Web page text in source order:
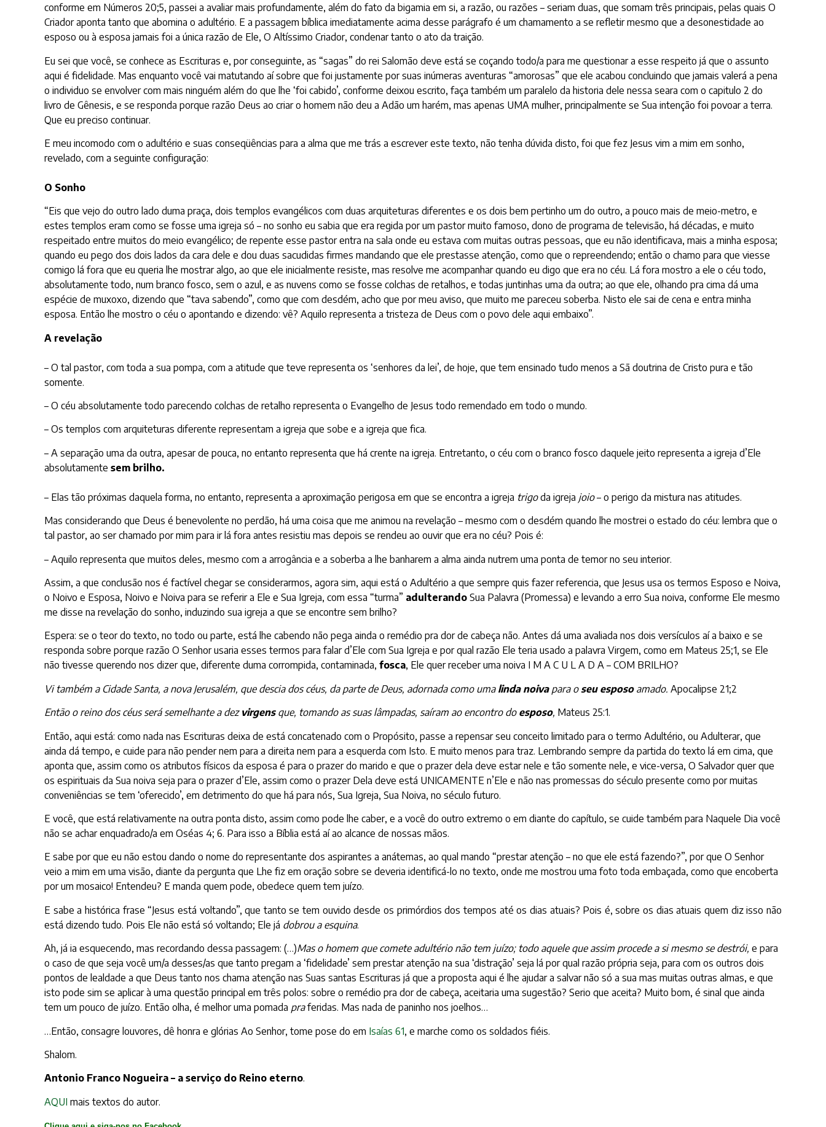
conforme em Números 20;5, passei a avaliar mais profundamente, além do fato da bigamia em si, a razão, ou razões – seriam duas, que somam três principais, pelas quais O
Criador aponta tanto que abomina o adultério. E a passagem bíblica imediatamente acima desse parágrafo é um chamamento a se refletir mesmo que a desonestidade ao
esposo ou à esposa jamais foi a única razão de Ele, O Altíssimo Criador, condenar tanto o ato da traição.
Eu sei que você, se conhece as Escrituras e, por conseguinte, as “sagas” do rei Salomão deve está se coçando todo/a para me questionar a esse respeito já que o assunto
aqui é fidelidade. Mas enquanto você vai matutando aí sobre que foi justamente por suas inúmeras aventuras “amorosas” que ele acabou concluindo que jamais valerá a pena
o individuo se envolver com mais ninguém além do que lhe ‘foi cabido’, conforme deixou escrito, faça também um paralelo da historia dele nessa seara com o capitulo 2 do
livro de Gênesis, e se responda porque razão Deus ao criar o homem não deu a Adão um harém, mas apenas UMA mulher, principalmente se Sua intenção foi povoar a terra.
Que eu preciso continuar.
E meu incomodo com o adultério e suas conseqüências para a alma que me trás a escrever este texto, não tenha dúvida disto, foi que fez Jesus vim a mim em sonho,
revelado, com a seguinte configuração:
O Sonho
“Eis que vejo do outro lado duma praça, dois templos evangélicos com duas arquiteturas diferentes e os dois bem pertinho um do outro, a pouco mais de meio-metro, e
estes templos eram como se fosse uma igreja só – no sonho eu sabia que era regida por um pastor muito famoso, dono de programa de televisão, há décadas, e muito
respeitado entre muitos do meio evangélico; de repente esse pastor entra na sala onde eu estava com muitas outras pessoas, que eu não identificava, mais a minha esposa;
quando eu pego dos dois lados da cara dele e dou duas sacudidas firmes mandando que ele prestasse atenção, como que o repreendendo; então o chamo para que viesse
comigo lá fora que eu queria lhe mostrar algo, ao que ele inicialmente resiste, mas resolve me acompanhar quando eu digo que era no céu. Lá fora mostro a ele o céu todo,
absolutamente todo, num branco fosco, sem o azul, e as nuvens como se fosse colchas de retalhos, e todas juntinhas uma da outra; ao que ele, olhando pra cima dá uma
espécie de muxoxo, dizendo que “tava sabendo”, como que com desdém, acho que por meu aviso, que muito me pareceu soberba. Nisto ele sai de cena e entra minha
esposa. Então lhe mostro o céu o apontando e dizendo: vê? Aquilo representa a tristeza de Deus com o povo dele aqui embaixo”.
A revelação
– O tal pastor, com toda a sua pompa, com a atitude que teve representa os ‘senhores da lei’, de hoje, que tem ensinado tudo menos a Sã doutrina de Cristo pura e tão
somente.
– O céu absolutamente todo parecendo colchas de retalho representa o Evangelho de Jesus todo remendado em todo o mundo.
– Os templos com arquiteturas diferente representam a igreja que sobe e a igreja que fica.
– A separação uma da outra, apesar de pouca, no entanto representa que há crente na igreja. Entretanto, o céu com o branco fosco daquele jeito representa a igreja d’Ele
absolutamente sem brilho.
– Elas tão próximas daquela forma, no entanto, representa a aproximação perigosa em que se encontra a igreja trigoda igreja joio– o perigo da mistura nas atitudes.
Mas considerando que Deus é benevolente no perdão, há uma coisa que me animou na revelação – mesmo com o desdém quando lhe mostrei o estado do céu: lembra que o
tal pastor, ao ser chamado por mim para ir lá fora antes resistiu mas depois se rendeu ao ouvir que era no céu? Pois é:
– Aquilo representa que muitos deles, mesmo com a arrogância e a soberba a lhe banharem a alma ainda nutrem uma ponta de temor no seu interior.
Assim, a que conclusão nos é factível chegar se considerarmos, agora sim, aqui está o Adultério a que sempre quis fazer referencia, que Jesus usa os termos Esposo e Noiva,
o Noivo e Esposa, Noivo e Noiva para se referir a Ele e Sua Igreja, com essa “turma” adulterando Sua Palavra (Promessa) e levando a erro Sua noiva, conforme Ele mesmo
me disse na revelação do sonho, induzindo sua igreja a que se encontre sem brilho?
Espera: se o teor do texto, no todo ou parte, está lhe cabendo não pega ainda o remédio pra dor de cabeça não. Antes dá uma avaliada nos dois versículos aí a baixo e se
responda sobre porque razão O Senhor usaria esses termos para falar d’Ele com Sua Igreja e por qual razão Ele teria usado a palavra Virgem, como em Mateus 25;1, se Ele
não tivesse querendo nos dizer que, diferente duma corrompida, contaminada, fosca, Ele quer receber uma noiva I M A C U L A D A – COM BRILHO?
Vi também a Cidade Santa, a nova Jerusalém, que descia dos céus, da parte de Deus, adornada como uma linda noivapara o seu esposo amado. Apocalipse 21;2
Então o reino dos céus será semelhante a dez virgens que, tomando as suas lâmpadas, saíram ao encontro do esposo, Mateus 25:1.
Então, aqui está: como nada nas Escrituras deixa de está concatenado com o Propósito, passe a repensar seu conceito limitado para o termo Adultério, ou Adulterar, que
ainda dá tempo, e cuide para não pender nem para a direita nem para a esquerda com Isto. E muito menos para traz. Lembrando sempre da partida do texto lá em cima, que
aponta que, assim como os atributos físicos da esposa é para o prazer do marido e que o prazer dela deve estar nele e tão somente nele, e vice-versa, O Salvador quer que
os espirituais da Sua noiva seja para o prazer d’Ele, assim como o prazer Dela deve está UNICAMENTE n’Ele e não nas promessas do século presente como por muitas
conveniências se tem ‘oferecido’, em detrimento do que há para nós, Sua Igreja, Sua Noiva, no século futuro.
E você, que está relativamente na outra ponta disto, assim como pode lhe caber, e a você do outro extremo o em diante do capítulo, se cuide também para Naquele Dia você
não se achar enquadrado/a em Oséas 4; 6. Para isso a Bíblia está aí ao alcance de nossas mãos.
E sabe por que eu não estou dando o nome do representante dos aspirantes a anátemas, ao qual mando “prestar atenção – no que ele está fazendo?”, por que O Senhor
veio a mim em uma visão, diante da pergunta que Lhe fiz em oração sobre se deveria identificá-lo no texto, onde me mostrou uma foto toda embaçada, como que encoberta
por um mosaico! Entendeu? E manda quem pode, obedece quem tem juízo.
E sabe a histórica frase “Jesus está voltando”, que tanto se tem ouvido desde os primórdios dos tempos até os dias atuais? Pois é, sobre os dias atuais quem diz isso não
está dizendo tudo. Pois Ele não está só voltando; Ele já dobrou a esquina.
Ah, já ia esquecendo, mas recordando dessa passagem: (…)Mas o homem que comete adultério não tem juízo; todo aquele que assim procede a si mesmo se destrói, e para
o caso de que seja você um/a desses/as que tanto pregam a ‘fidelidade’ sem prestar atenção na sua ‘distração’ seja lá por qual razão própria seja, para com os outros dois
pontos de lealdade a que Deus tanto nos chama atenção nas Suas santas Escrituras já que a proposta aqui é lhe ajudar a salvar não só a sua mas muitas outras almas, e que
isto pode sim se aplicar à uma questão principal em três polos: sobre o remédio pra dor de cabeça, aceitaria uma sugestão? Serio que aceita? Muito bom, é sinal que ainda
tem um pouco de juízo. Então olha, é melhor uma pomada praferidas. Mas nada de paninho nos joelhos…
…Então, consagre louvores, dê honra e glórias Ao Senhor, tome pose do em Isaías 61, e marche como os soldados fiéis.
Shalom.
Antonio Franco Nogueira – a serviço do Reino eterno.
AQUI mais textos do autor.